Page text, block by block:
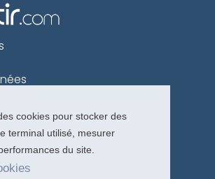
cookies pour stocker des
terminal utilisé, mesurer
du site.